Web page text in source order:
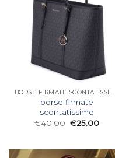
BORSE FIRMATE SCONTATISSIME
borse firmate
scontatissime
€40.00 €25.00